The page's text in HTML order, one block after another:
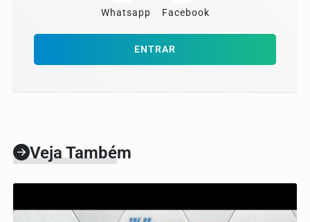
Whatsapp Facebook
ENTRAR
Veja Também